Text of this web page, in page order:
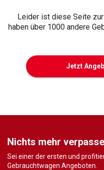
Leider ist diese Seite
haben über 1000 andere
Jetzt
Nichts mehr
Sei einer der ersten und
Gebrauchtwagen Angeboten.